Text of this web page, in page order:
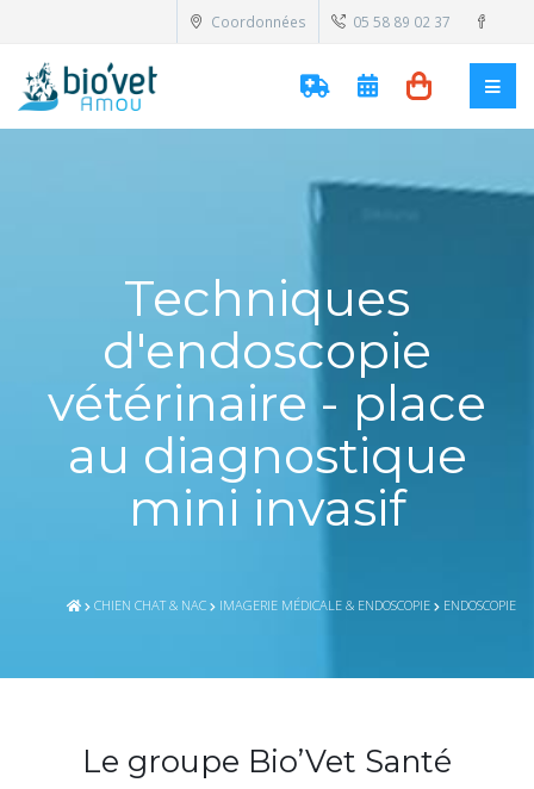
Coordonnées 05 58 89 02 37
Techniques
d'endoscopie
vétérinaire - place
au diagnostique
mini invasif
CHIEN CHAT & NAC IMAGERIE MÉDICALE & ENDOSCOPIE ENDOSCOPIE
Le groupe Bio’Vet Santé